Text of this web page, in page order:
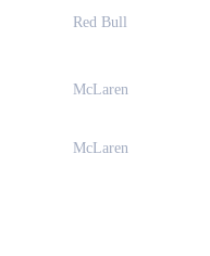
Red Bull
McLaren
McLaren